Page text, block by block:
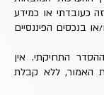
כעובדתי או כמידע
בנכסים הפיננסיים
התחיקתי. אין
האמור, ללא קבלת